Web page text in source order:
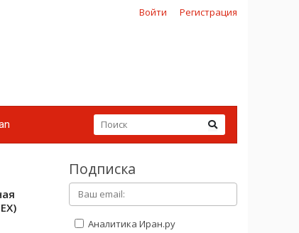
Войти Регистрация
Подписка
Аналитика Иран.ру